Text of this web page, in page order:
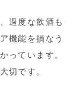
過度な飲酒も
機能を損なう
っています。
切です。